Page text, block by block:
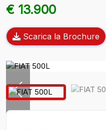
€ 13.900
Scarica la Brochure